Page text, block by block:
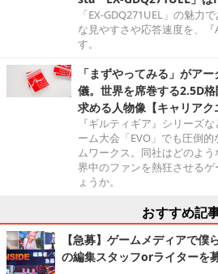
「EX-GDQ271UEL」の魅力
な見やすさや応答速度を、
す。
「まずやってみる」がア
儀。世界を席巻する2.5D格
求める人物像【キャリアク
『ギルティギア』シリーズ
ーム大会「EVO」でも圧倒
ムワークス。同社はどのよ
界中のファンを熱狂させる
ょうか。
おすすめ記
【急募】ゲームメディアで僕
の編集スタッフorライターを